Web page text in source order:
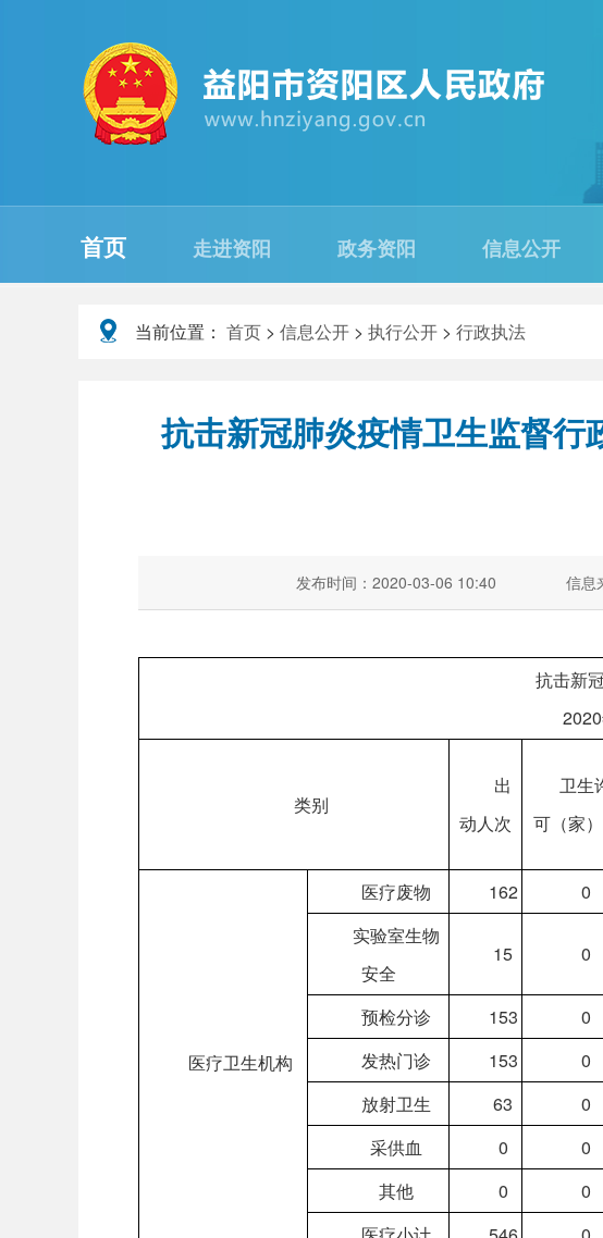
首页 走进资阳 政务资阳 信息公开
当前位置： 首页 > 信息公开 > 执行公开 > 行政执法
抗击新冠肺炎疫情卫生监督
发布时间：2020-03-06 10:40 信息
抗击新
类别
出
动人次
卫生
可（家）
医疗卫生机构
医疗废物 162 0
实验室生物
安全
15 0
预检分诊 153 0
发热门诊
153 0
放射卫生
63 0
采供血
0 0
其他
0 0